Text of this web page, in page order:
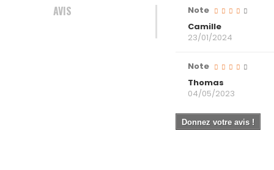
AVIS
Note
Camille
23/01/2024
Note
Thomas
04/05/2023
Donnez votre avis !